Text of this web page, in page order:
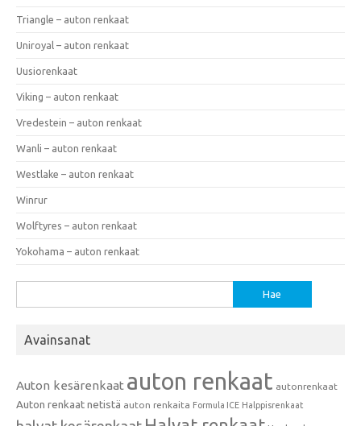
Triangle – auton renkaat
Uniroyal – auton renkaat
Uusiorenkaat
Viking – auton renkaat
Vredestein – auton renkaat
Wanli – auton renkaat
Westlake – auton renkaat
Winrur
Wolftyres – auton renkaat
Yokohama – auton renkaat
Avainsanat
Auton kesärenkaat auton renkaat autonrenkaat
Auton renkaat netistä auton renkaita Formula ICE Halppisrenkaat